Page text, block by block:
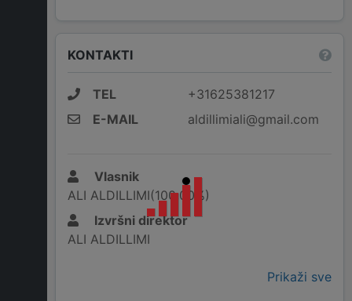
KONTAKTI
TEL
+31625381217
E-MAIL
aldillimiali@gmail.com
Vlasnik
ALI ALDILLIMI(100,00%)
Izvršni direktor
ALI ALDILLIMI
Prikaži sve